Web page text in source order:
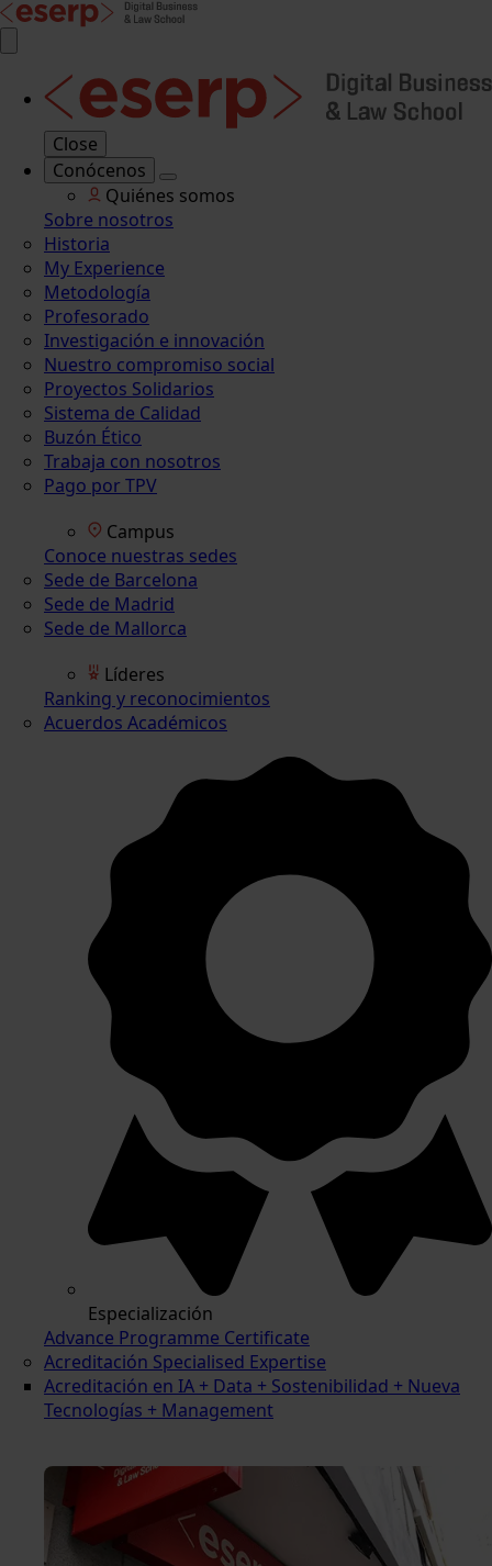
Close
Conócenos
Quiénes somos
Sobre nosotros
Historia
My Experience
Metodología
Profesorado
Investigación e innovación
Nuestro compromiso social
Proyectos Solidarios
Sistema de Calidad
Buzón Ético
Trabaja con nosotros
Pago por TPV
Campus
Conoce nuestras sedes
Sede de Barcelona
Sede de Madrid
Sede de Mallorca
Líderes
Ranking y reconocimientos
Acuerdos Académicos
Especialización
Advance Programme Certificate
Acreditación Specialised Expertise
Acreditación en IA + Data + Sostenibilidad + Nueva
Tecnologías + Management